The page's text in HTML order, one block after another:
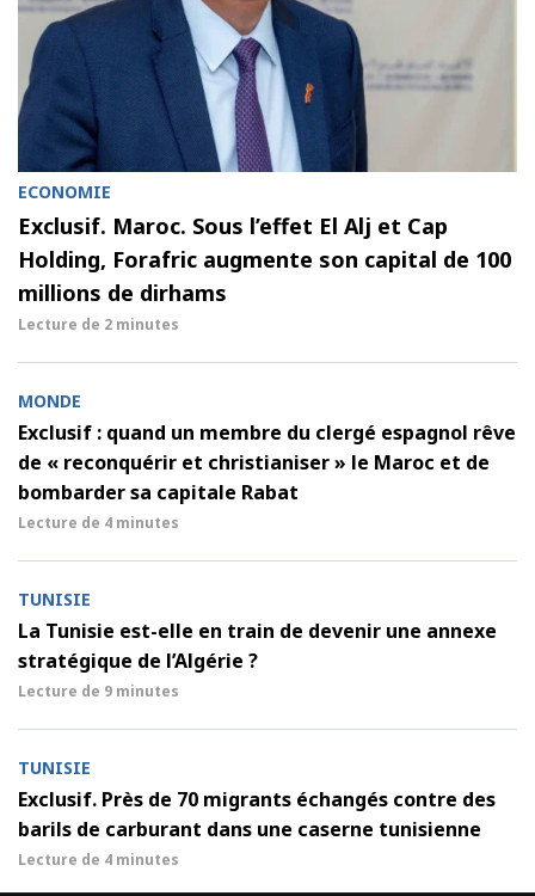
ECONOMIE
Exclusif. Maroc. Sous l’effet El Alj et Cap
Holding, Forafric augmente son capital de 100
millions de dirhams
Lecture de 2 minutes
MONDE
Exclusif : quand un membre du clergé espagnol rêve
de « reconquérir et christianiser » le Maroc et de
bombarder sa capitale Rabat
Lecture de 4 minutes
TUNISIE
La Tunisie est-elle en train de devenir une annexe
stratégique de l’Algérie ?
Lecture de 9 minutes
TUNISIE
Exclusif. Près de 70 migrants échangés contre des
barils de carburant dans une caserne tunisienne
Lecture de 4 minutes